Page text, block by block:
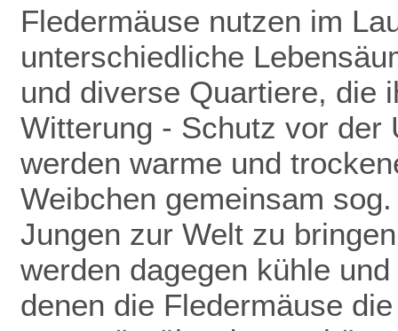
Fledermäuse nutzen im
unterschiedliche
und diverse Quartiere, die
Witterung - Schutz vor der
werden warme und
Weibchen gemeinsam
Jungen zur Welt zu
werden dagegen kühle
denen die Fledermäuse